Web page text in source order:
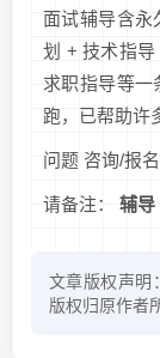
面试辅导含永
划 + 技术指
求职指导等一
跑，已帮助许
问题 咨询/报
请备注： 辅导
文章版权声明
版权归原作者